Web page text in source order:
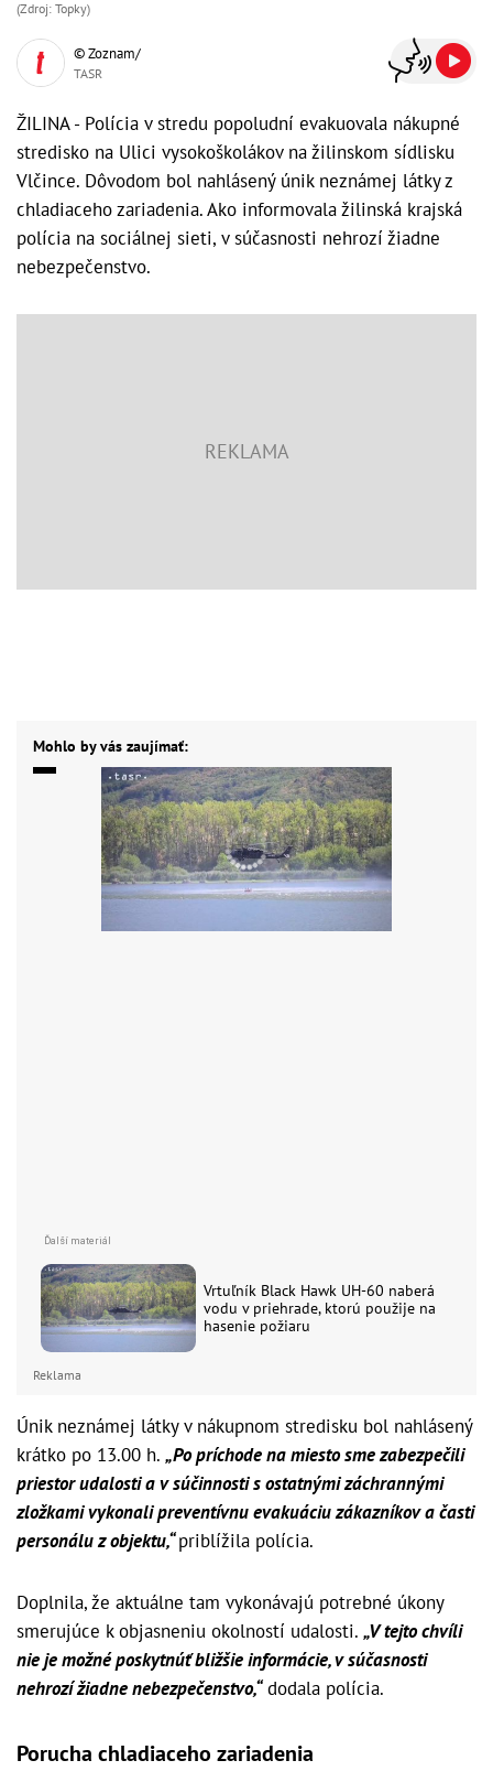
(Zdroj: Topky)
© Zoznam/
TASR
ŽILINA - Polícia v stredu popoludní evakuovala nákupné
stredisko na Ulici vysokoškolákov na žilinskom sídlisku
Vlčince. Dôvodom bol nahlásený únik neznámej látky z
chladiaceho zariadenia. Ako informovala žilinská krajská
polícia na sociálnej sieti, v súčasnosti nehrozí žiadne
nebezpečenstvo.
Mohlo by vás zaujímať:
Vrtuľník Black Hawk UH-60 naberá
vodu v priehrade, ktorú použije na
hasenie požiaru
Reklama
Únik neznámej látky v nákupnom stredisku bol nahlásený
krátko po 13.00 h. „Po príchode na miesto sme zabezpečili
priestor udalosti a v súčinnosti s ostatnými záchrannými
zložkami vykonali preventívnu evakuáciu zákazníkov a časti
personálu z objektu,“priblížila polícia.
Doplnila, že aktuálne tam vykonávajú potrebné úkony
smerujúce k objasneniu okolností udalosti. „V tejto chvíli
nie je možné poskytnúť bližšie informácie, v súčasnosti
nehrozí žiadne nebezpečenstvo,“dodala polícia.
Porucha chladiaceho zariadenia